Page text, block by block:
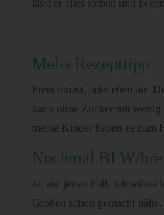
lässt er alles stehen und liegen.
Melis Rezepttipp
Frenchtoast, oder eben auf
kann ohne Zucker mit
meine Kinder lieben es zum
Nochmal BLW/
Ja, auf jeden Fall. Ich
Großen schon gemacht